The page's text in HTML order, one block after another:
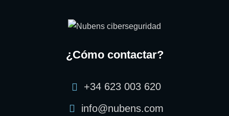
¿Cómo contactar?
+34 623 003 620
info@nubens.com